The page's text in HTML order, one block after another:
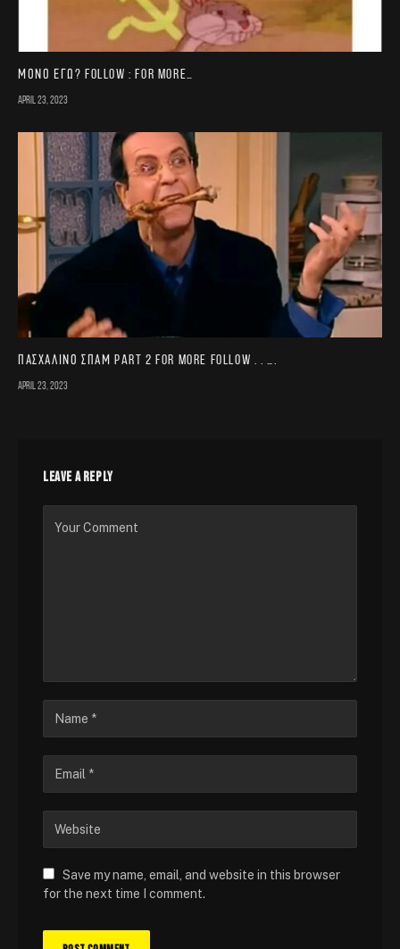
Μονο εγω? FOLLOW : for more…
April 23, 2023
Πασχαλινό σπαμ part 2 For more follow . . ….
April 23, 2023
LEAVE A REPLY
Save my name, email, and website in this browser
for the next time I comment.